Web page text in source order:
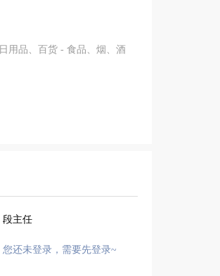
日用品、百货 - 食品、烟、酒
段主任
您还未登录，需要先登录~